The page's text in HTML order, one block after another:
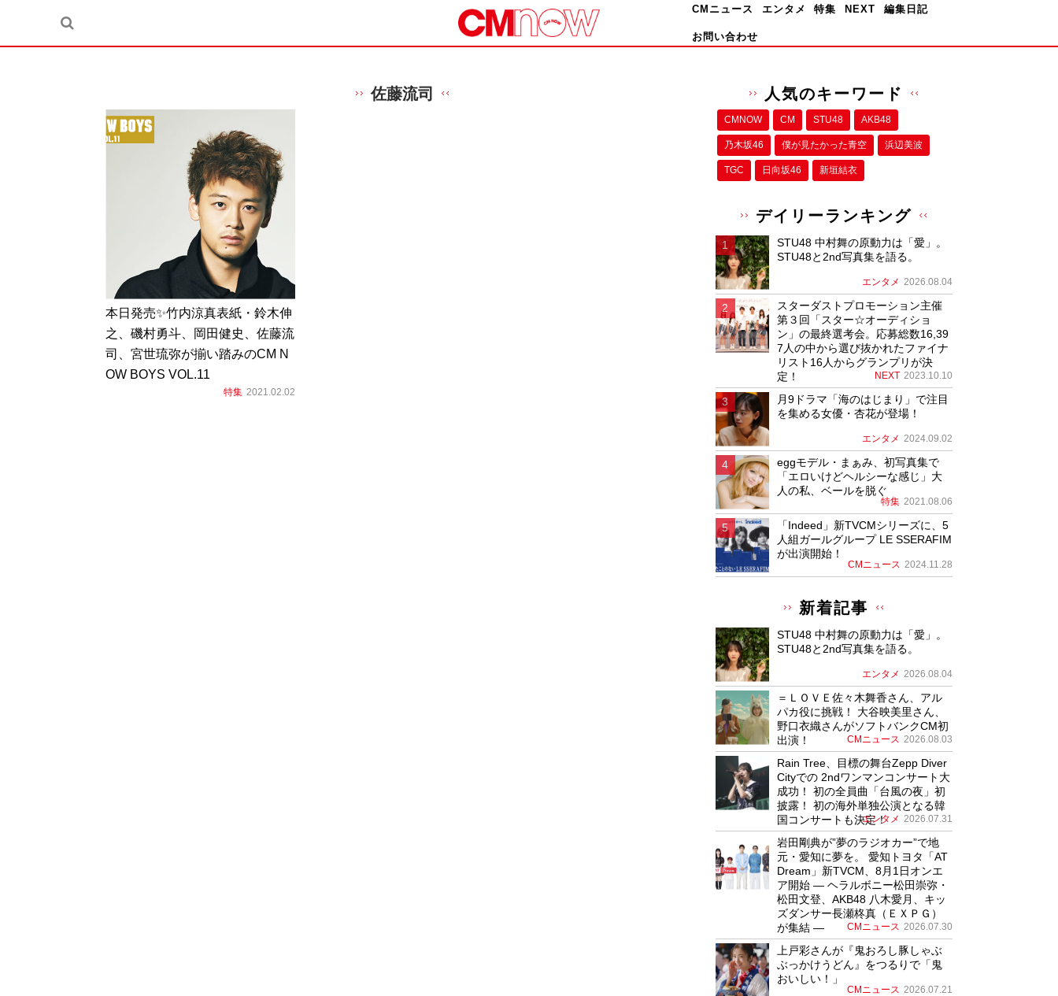
CMニュース エンタメ 特集 NEXT 編集日記
お問い合わせ
佐藤流司
本日発売✨竹内涼真表紙・鈴木伸
之、磯村勇斗、岡田健史、佐藤流
司、宮世琉弥が揃い踏みのCM N
OW BOYS VOL.11
特集 2021.02.02
人気のキーワード
CMNOW CM STU48 AKB48
乃木坂46 僕が⾒たかった⻘空 浜辺美波
TGC 日向坂46 新垣結衣
デイリーランキング
STU48 中村舞の原動力は「愛」。
STU48と2nd写真集を語る。
エンタメ 2026.08.04
スターダストプロモーション主催
第３回「スター☆オーディショ
ン」の最終選考会。応募総数16,39
7人の中から選び抜かれたファイナ
リスト16人からグランプリが決
定！
NEXT 2023.10.10
月9ドラマ「海のはじまり」で注目
を集める女優・杏花が登場！
エンタメ 2024.09.02
eggモデル・まぁみ、初写真集で
「エロいけどヘルシーな感じ」大
人の私、ベールを脱ぐ
特集 2021.08.06
「Indeed」新TVCMシリーズに、5
人組ガールグループ LE SSERAFIM
が出演開始！
CMニュース 2024.11.28
新着記事
STU48 中村舞の原動力は「愛」。
STU48と2nd写真集を語る。
エンタメ 2026.08.04
＝ＬＯＶＥ佐々木舞香さん、アル
パカ役に挑戦！ 大谷映美里さん、
野口衣織さんがソフトバンクCM初
出演！
CMニュース 2026.08.03
Rain Tree、目標の舞台Zepp Diver
Cityでの 2ndワンマンコンサート大
成功！ 初の全員曲「台風の夜」初
披露！ 初の海外単独公演となる韓
国コンサートも決定！
エンタメ 2026.07.31
岩田剛典が”夢のラジオカー”で地
元・愛知に夢を。 愛知トヨタ「AT
Dream」新TVCM、8月1日オンエ
ア開始 ― ヘラルボニー松田崇弥・
松田文登、AKB48 八木愛月、キッ
ズダンサー長瀬柊真（ＥＸＰＧ）
が集結 ―
CMニュース 2026.07.30
上戸彩さんが『鬼おろし豚しゃぶ
ぶっかけうどん』をつるりで「鬼
おいしい！」
CMニュース 2026.07.21